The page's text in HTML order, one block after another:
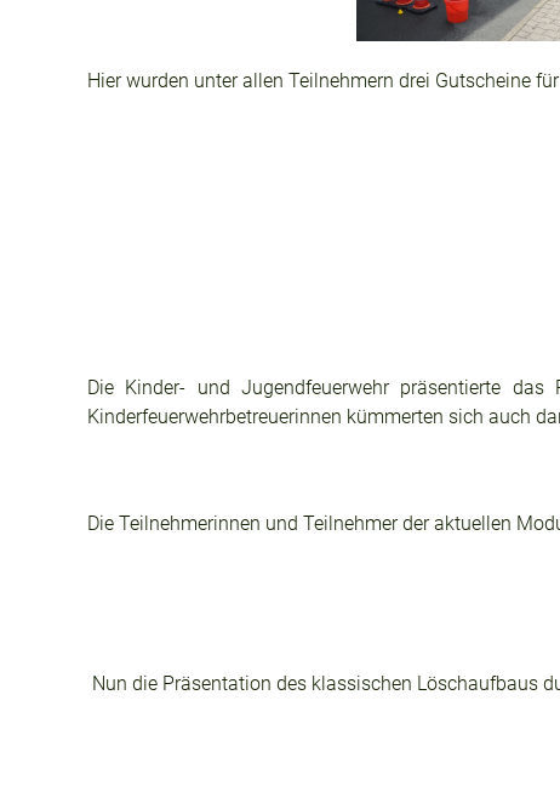
Hier wurden unter allen Teilnehmern drei Gutscheine
Die Kinder- und Jugendfeuerwehr präsentierte das
Kinderfeuerwehrbetreuerinnen kümmerten sich auch
Die Teilnehmerinnen und Teilnehmer der aktuellen
Nun die Präsentation des klassischen Löschaufbaus